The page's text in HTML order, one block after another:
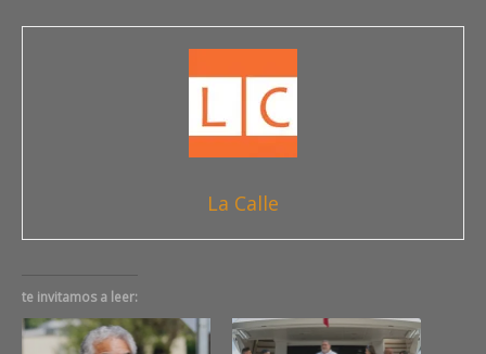
La Calle
te invitamos a leer: